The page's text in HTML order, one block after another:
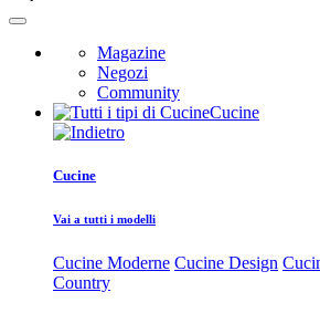
Magazine
Negozi
Community
Cucine
Cucine
Vai a tutti i modelli
Cucine Moderne Cucine Design
Country